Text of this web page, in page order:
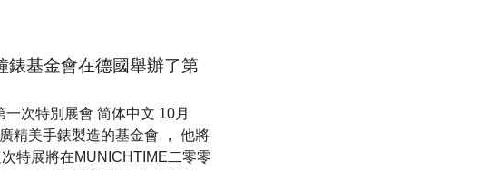
錶基金會在德國舉辦了第
次特別展會 简体中文 10月
精美手錶製造的基金會 ， 他將
特展將在MUNICHTIME二零零